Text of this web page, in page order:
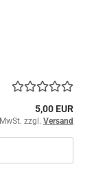
5,00 EUR
zzgl. Versand